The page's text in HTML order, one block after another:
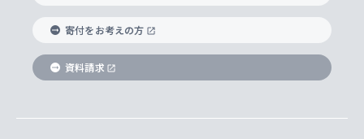
理工学部
Futures） – 持続可能な未来を考える６学科連携
実践宗教学研究科
総合人間科学研究科
アジア文化研究所
アメリカ・カナダ研究所
就職（内定先）・進路統計
企業の採用ご担当者様へのご案内
Sophia Short-term Program受講生
学費・奨学金
学部入学前に出願する奨学金
上智大学とカトリック
国連Weeks・アフリカWeeks
ダイバーシティ＆サステナビリティへの取り組み
数字で見る上智大学
上智大学のネットワーク
上智大学の出版物
寄付をお考えの方
資料請求